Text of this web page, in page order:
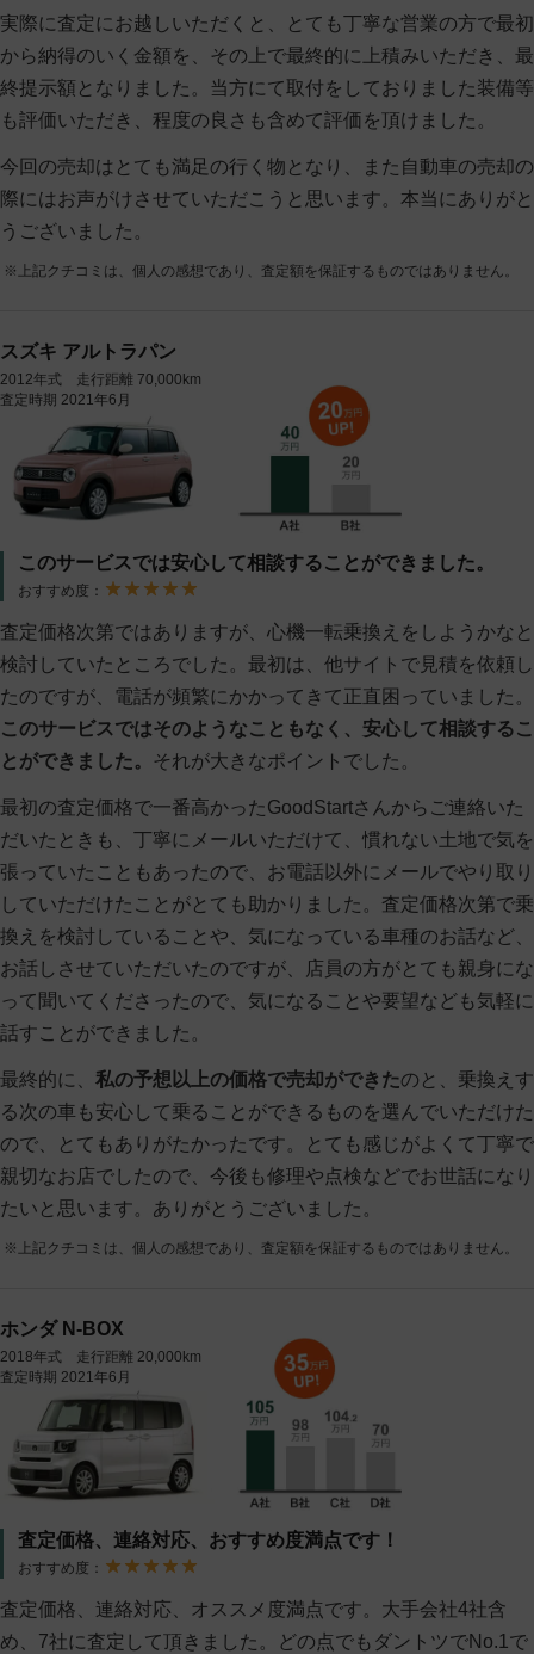
実際に査定にお越しいただくと、とても丁寧な営業の方で最初
から納得のいく金額を、その上で最終的に上積みいただき、最
終提示額となりました。当方にて取付をしておりました装備等
も評価いただき、程度の良さも含めて評価を頂けました。
今回の売却はとても満足の行く物となり、また自動車の売却の
際にはお声がけさせていただこうと思います。本当にありがと
うございました。
※上記クチコミは、個人の感想であり、査定額を保証するものではありません。
スズキ アルトラパン
2012年式 走行距離 70,000km
査定時期 2021年6月
このサービスでは安心して相談することができました。
おすすめ度：
査定価格次第ではありますが、心機一転乗換えをしようかなと
検討していたところでした。最初は、他サイトで見積を依頼し
たのですが、電話が頻繁にかかってきて正直困っていました。
このサービスではそのようなこともなく、安心して相談するこ
とができました。 それが大きなポイントでした。
最初の査定価格で一番高かったGoodStartさんからご連絡いた
だいたときも、丁寧にメールいただけて、慣れない土地で気を
張っていたこともあったので、お電話以外にメールでやり取り
していただけたことがとても助かりました。査定価格次第で乗
換えを検討していることや、気になっている車種のお話など、
お話しさせていただいたのですが、店員の方がとても親身にな
って聞いてくださったので、気になることや要望なども気軽に
話すことができました。
最終的に、 私の予想以上の価格で売却ができたのと、乗換えす
る次の車も安心して乗ることができるものを選んでいただけた
ので、とてもありがたかったです。とても感じがよくて丁寧で
親切なお店でしたので、今後も修理や点検などでお世話になり
たいと思います。ありがとうございました。
※上記クチコミは、個人の感想であり、査定額を保証するものではありません。
ホンダ N-BOX
2018年式 走行距離 20,000km
査定時期 2021年6月
査定価格、連絡対応、おすすめ度満点です！
おすすめ度：
査定価格、連絡対応、オススメ度満点です。大手会社4社含
め、7社に査定して頂きました。どの点でもダントツでNo.1で